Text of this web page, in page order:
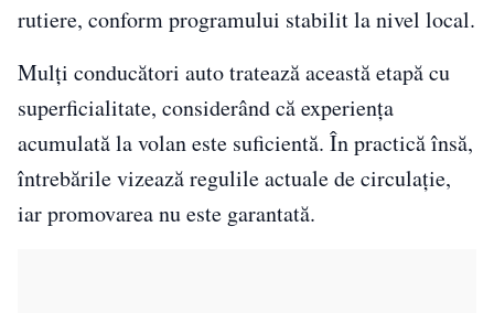
rutiere, conform programului stabilit la nivel local.
Mulți conducători auto tratează această etapă cu
superficialitate, considerând că experiența
acumulată la volan este suficientă. În practică însă,
întrebările vizează regulile actuale de circulație,
iar promovarea nu este garantată.